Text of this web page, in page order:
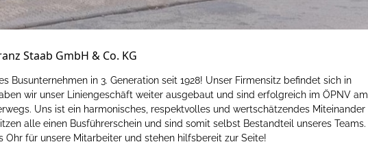
Staab GmbH & Co. KG
Busunternehmen in 3. Generation seit 1928! Unser Firmensitz befindet sich in
wir unser Liniengeschäft weiter ausgebaut und sind erfolgreich im ÖPNV am
Uns ist ein harmonisches, respektvolles und wertschätzendes Miteinander
alle einen Busführerschein und sind somit selbst Bestandteil unseres Teams.
Ohr für unsere Mitarbeiter und stehen hilfsbereit zur Seite!